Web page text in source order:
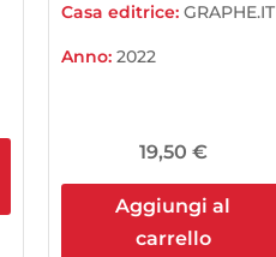
Casa editrice: GRAPHE.IT
Anno: 2022
19,50 €
Aggiungi al
carrello